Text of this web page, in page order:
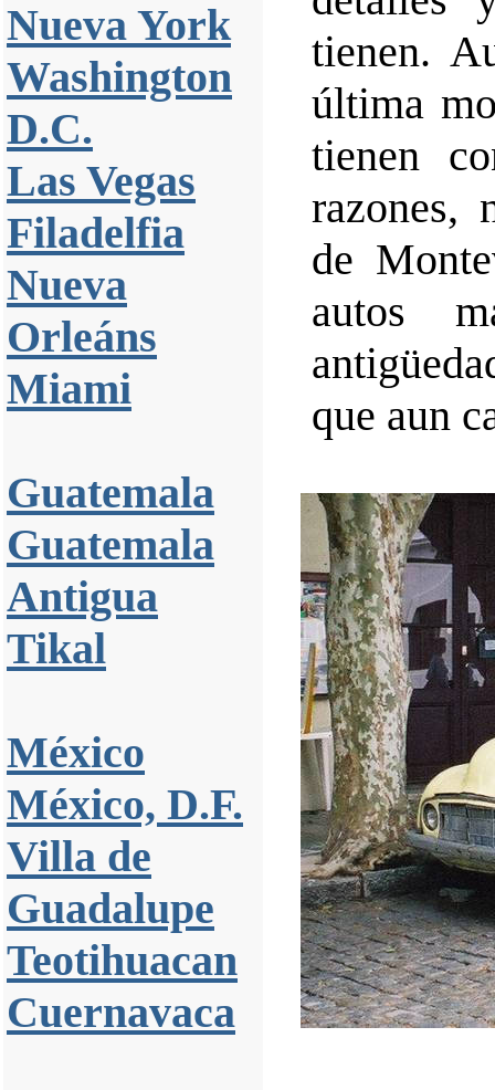
Nueva York
Washington
D.C.
Las Vegas
Filadelfia
Nueva
Orleáns
Miami
Guatemala
Guatemala
Antigua
Tikal
México
México, D.F.
Villa de
Guadalupe
Teotihuacan
Cuernavaca
tienen.
última
tienen
razones,
de
autos
que aun